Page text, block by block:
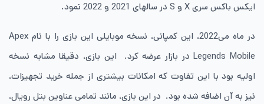
ایکس باکس سری X و S در سالهای 2021 و 2022 نمود.
در ماه می‌2022، این کمپانی، نسخه موبایلی این بازی را با نام Apex
Legends Mobile در بازار عرضه کرد. این بازی، دقیقا مشابه نسخه
اولیه بود با این تفاوت که امکانات بیشتری از جمله خرید تجهیزات،
نیز به آن اضافه شده بود. در این بازی، مانند تمامی عناوین بتل رویال،